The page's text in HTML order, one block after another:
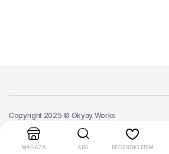
Copyright 2025 © Okyay Works
MAĞAZA ARA BEĞENDİKLERİM